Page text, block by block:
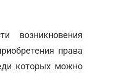
возникновения
права
которых можно